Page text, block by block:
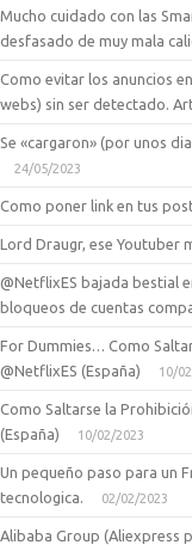
Mucho cuidado con las
desfasado de muy mala
Como evitar los anuncios
webs) sin ser detectado.
Se «cargaron» (por unos
24/05/2023
Como poner link en tus
Lord Draugr, ese Youtuber
@NetflixES bajada bestial
bloqueos de cuentas
For Dummies… Como
@NetflixES (España)
10/
Como Saltarse la
(España)
10/02/2023
Un pequeño paso para un
tecnologica.
02/02/2023
Alibaba Group (Aliexpress